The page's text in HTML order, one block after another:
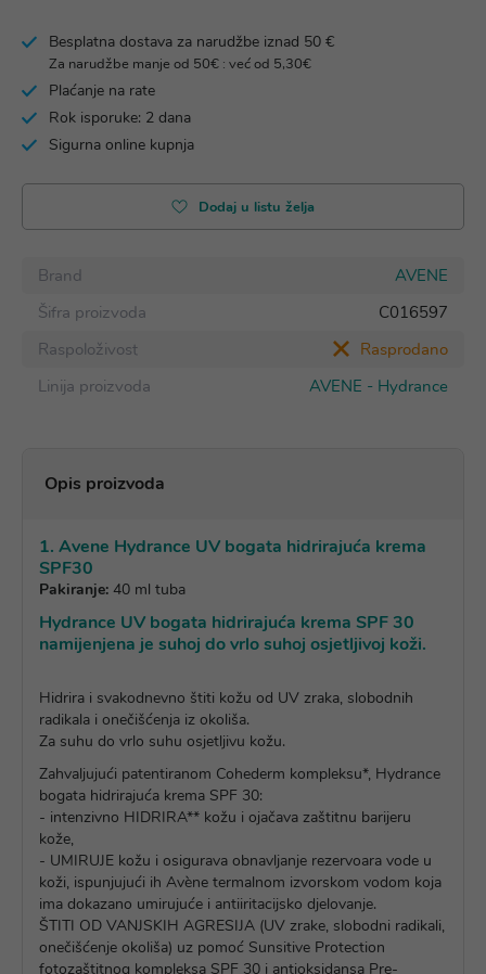
Besplatna dostava za narudžbe iznad 50 €
Za narudžbe manje od 50€ : već od 5,30€
Plaćanje na rate
Rok isporuke: 2 dana
Sigurna online kupnja
Dodaj u listu želja
Brand
AVENE
Šifra proizvoda
C016597
Raspoloživost
Rasprodano
Linija proizvoda
AVENE - Hydrance
Opis proizvoda
1. Avene Hydrance UV bogata hidrirajuća krema
SPF30
Pakiranje: 40 ml tuba
Hydrance UV bogata hidrirajuća krema SPF 30
namijenjena je suhoj do vrlo suhoj osjetljivoj koži.
Hidrira i svakodnevno štiti kožu od UV zraka, slobodnih
radikala i onečišćenja iz okoliša.
Za suhu do vrlo suhu osjetljivu kožu.
Zahvaljujući patentiranom Cohederm kompleksu*, Hydrance
bogata hidrirajuća krema SPF 30:
- intenzivno HIDRIRA** kožu i ojačava zaštitnu barijeru
kože,
- UMIRUJE kožu i osigurava obnavljanje rezervoara vode u
koži, ispunjujući ih Avène termalnom izvorskom vodom koja
ima dokazano umirujuće i antiiritacijsko djelovanje.
ŠTITI OD VANJSKIH AGRESIJA (UV zrake, slobodni radikali,
onečišćenje okoliša) uz pomoć Sunsitive Protection
fotozaštitnog kompleksa SPF 30 i antioksidansa Pre-